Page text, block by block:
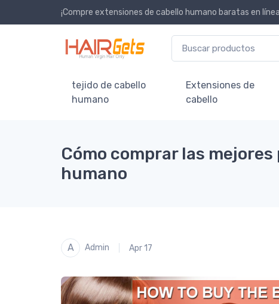
¡Compre extensiones de cabello humano baratas en
tejido de cabello
humano
Extensiones de
cabello
Cómo comprar las
humano
A Admin Apr 17